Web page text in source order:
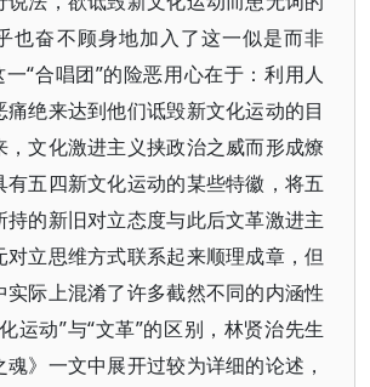
也奋不顾身地加入了这一似是而非
一“合唱团”的险恶用心在于：利用人
绝来达到他们诋毁新文化运动的目
，文化激进主义挟政治之威而形成燎
有五四新文化运动的某些特徽，将五
持的新旧对立态度与此后文革激进主
对立思维方式联系起来顺理成章，但
实际上混淆了许多截然不同的内涵性
运动”与“文革”的区别，林贤治先生
》一文中展开过较为详细的论述，